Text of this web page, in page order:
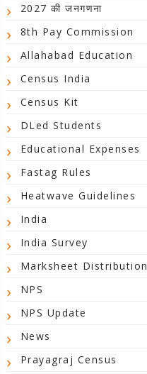
2027 की जनगणना
8th Pay Commission
Allahabad Education
Census India
Census Kit
DLed Students
Educational Expenses
Fastag Rules
Heatwave Guidelines
India
India Survey
Marksheet Distribution
NPS
NPS Update
News
Prayagraj Census